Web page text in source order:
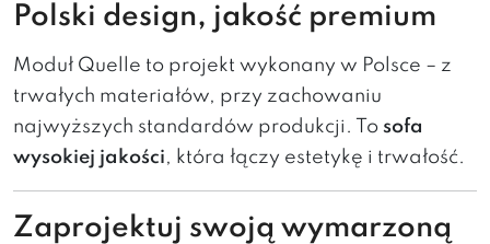
Polski design, jakość premium
Moduł Quelle to projekt wykonany w Polsce – z
trwałych materiałów, przy zachowaniu
najwyższych standardów produkcji. To sofa
wysokiej jakości, która łączy estetykę i trwałość.
Zaprojektuj swoją wymarzoną